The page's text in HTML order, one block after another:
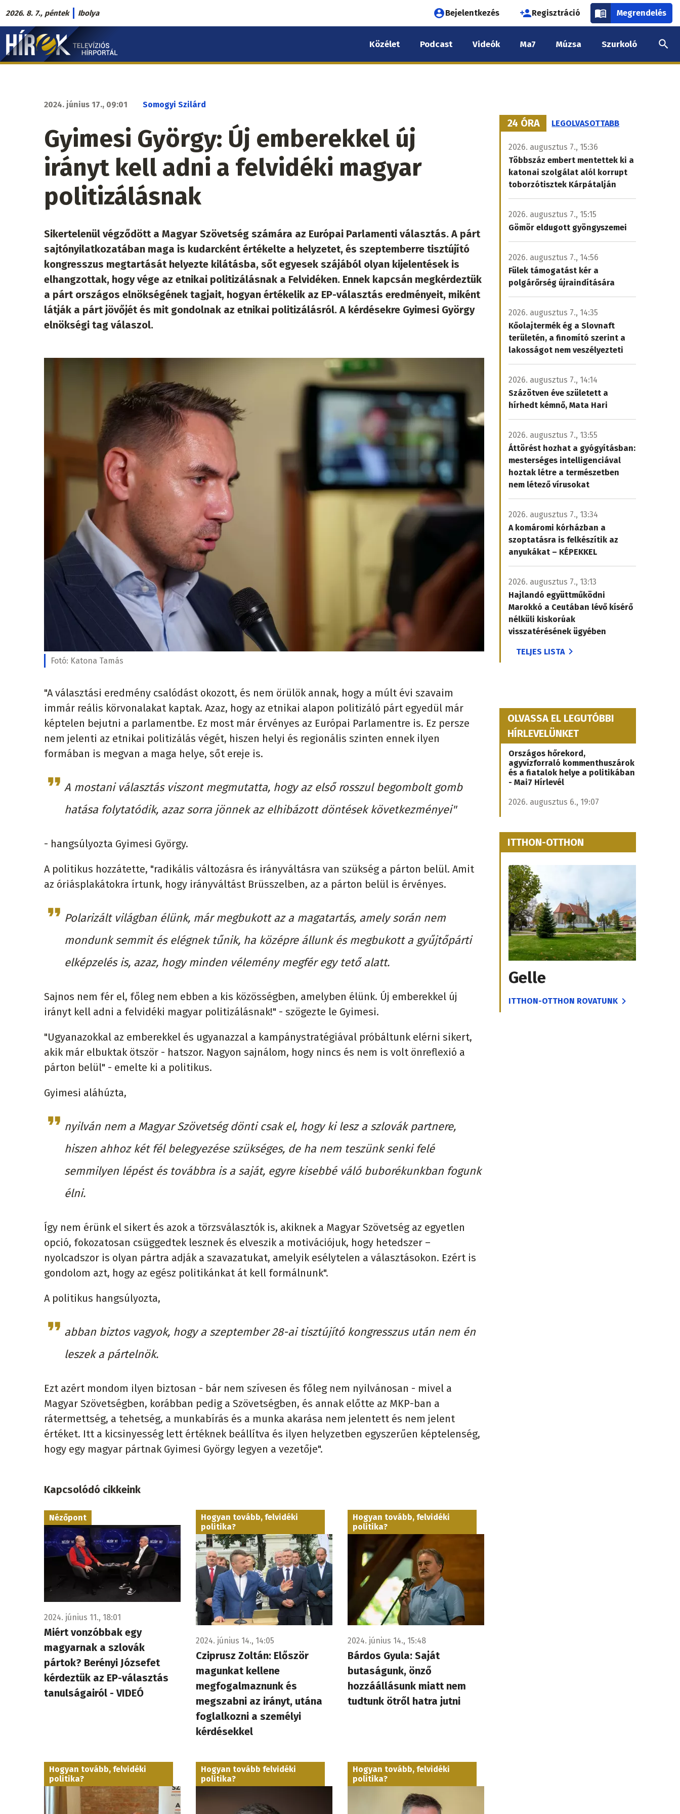
Ugrás
a
tartalomra
2026. 8. 7., péntek Ibolya
Felhasználói
fiók
menüje
Bejelentkezés Regisztráció Megrendelés
Hírek.sk
fő
Közélet Podcast Videók Ma7 Múzsa Szurkoló
2024. június 17., 09:01 Somogyi Szilárd
Gyimesi György: Új emberekkel új
irányt kell adni a felvidéki magyar
politizálásnak
Sikertelenül végződött a Magyar Szövetség számára az Európai Parlamenti választás. A párt
sajtónyilatkozatában maga is kudarcként értékelte a helyzetet, és szeptemberre tisztújító
kongresszus megtartását helyezte kilátásba, sőt egyesek szájából olyan kijelentések is
elhangzottak, hogy vége az etnikai politizálásnak a Felvidéken. Ennek kapcsán megkérdeztük
a párt országos elnökségének tagjait, hogyan értékelik az EP-választás eredményeit, miként
látják a párt jövőjét és mit gondolnak az etnikai politizálásról. A kérdésekre Gyimesi György
elnökségi tag válaszol.
Fotó: Katona Tamás
"A választási eredmény csalódást okozott, és nem örülök annak, hogy a múlt évi szavaim
immár reális körvonalakat kaptak. Azaz, hogy az etnikai alapon politizáló párt egyedül már
képtelen bejutni a parlamentbe. Ez most már érvényes az Európai Parlamentre is. Ez persze
nem jelenti az etnikai politizálás végét, hiszen helyi és regionális szinten ennek ilyen
formában is megvan a maga helye, sőt ereje is.
A mostani választás viszont megmutatta, hogy az első rosszul begombolt gomb
hatása folytatódik, azaz sorra jönnek az elhibázott döntések következményei"
- hangsúlyozta Gyimesi György.
A politikus hozzátette, "radikális változásra és irányváltásra van szükség a párton belül. Amit
az óriásplakátokra írtunk, hogy irányváltást Brüsszelben, az a párton belül is érvényes.
Polarizált világban élünk, már megbukott az a magatartás, amely során nem
mondunk semmit és elégnek tűnik, ha középre állunk és megbukott a gyűjtőpárti
elképzelés is, azaz, hogy minden vélemény megfér egy tető alatt.
Sajnos nem fér el, főleg nem ebben a kis közösségben, amelyben élünk. Új emberekkel új
irányt kell adni a felvidéki magyar politizálásnak!" - szögezte le Gyimesi.
"Ugyanazokkal az emberekkel és ugyanazzal a kampánystratégiával próbáltunk elérni sikert,
akik már elbuktak ötször - hatszor. Nagyon sajnálom, hogy nincs és nem is volt önreflexió a
párton belül" - emelte ki a politikus.
Gyimesi aláhúzta,
nyilván nem a Magyar Szövetség dönti csak el, hogy ki lesz a szlovák partnere,
hiszen ahhoz két fél belegyezése szükséges, de ha nem teszünk senki felé
semmilyen lépést és továbbra is a saját, egyre kisebbé váló buborékunkban fogunk
élni.
Így nem érünk el sikert és azok a törzsválasztók is, akiknek a Magyar Szövetség az egyetlen
opció, fokozatosan csüggedtek lesznek és elveszik a motivációjuk, hogy hetedszer –
nyolcadszor is olyan pártra adják a szavazatukat, amelyik esélytelen a választásokon. Ezért is
gondolom azt, hogy az egész politikánkat át kell formálnunk".
A politikus hangsúlyozta,
abban biztos vagyok, hogy a szeptember 28-ai tisztújító kongresszus után nem én
leszek a pártelnök.
Ezt azért mondom ilyen biztosan - bár nem szívesen és főleg nem nyilvánosan - mivel a
Magyar Szövetségben, korábban pedig a Szövetségben, és annak előtte az MKP-ban a
rátermettség, a tehetség, a munkabírás és a munka akarása nem jelentett és nem jelent
értéket. Itt a kicsinyesség lett értéknek beállítva és ilyen helyzetben egyszerűen képtelenség,
hogy egy magyar pártnak Gyimesi György legyen a vezetője".
Kapcsolódó cikkeink
Nézőpont
2024. június 11., 18:01
Miért vonzóbbak egy
magyarnak a szlovák
pártok? Berényi Józsefet
kérdeztük az EP-választás
tanulságairól - VIDEÓ
Hogyan tovább, felvidéki
politika?
2024. június 14., 14:05
Cziprusz Zoltán: Először
magunkat kellene
megfogalmaznunk és
megszabni az irányt, utána
foglalkozni a személyi
kérdésekkel
Hogyan tovább, felvidéki
politika?
2024. június 14., 15:48
Bárdos Gyula: Saját
butaságunk, önző
hozzáállásunk miatt nem
tudtunk ötről hatra jutni
Hogyan tovább, felvidéki
politika?
Hogyan tovább felvidéki
politika?
Hogyan tovább, felvidéki
politika?
24 ÓRA LEGOLVASOTTABB
2026. augusztus 7., 15:36
Többszáz embert mentettek ki a
katonai szolgálat alól korrupt
toborzótisztek Kárpátalján
2026. augusztus 7., 15:15
Gömör eldugott gyöngyszemei
2026. augusztus 7., 14:56
Fülek támogatást kér a
polgárőrség újraindítására
2026. augusztus 7., 14:35
Kőolajtermék ég a Slovnaft
területén, a finomító szerint a
lakosságot nem veszélyezteti
2026. augusztus 7., 14:14
Százötven éve született a
hírhedt kémnő, Mata Hari
2026. augusztus 7., 13:55
Áttörést hozhat a gyógyításban:
mesterséges intelligenciával
hoztak létre a természetben
nem létező vírusokat
2026. augusztus 7., 13:34
A komáromi kórházban a
szoptatásra is felkészítik az
anyukákat – KÉPEKKEL
2026. augusztus 7., 13:13
Hajlandó együttműködni
Marokkó a Ceutában lévő kísérő
nélküli kiskorúak
visszatérésének ügyében
TELJES LISTA
OLVASSA EL LEGUTÓBBI
HÍRLEVELÜNKET
Országos hőrekord,
agyvízforraló kommenthuszárok
és a fiatalok helye a politikában
- Mai7 Hírlevél
2026. augusztus 6., 19:07
ITTHON-OTTHON
Gelle
ITTHON-OTTHON ROVATUNK